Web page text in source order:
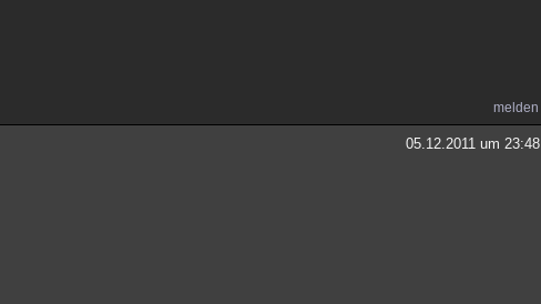
melden
05.12.2011 um 23:48